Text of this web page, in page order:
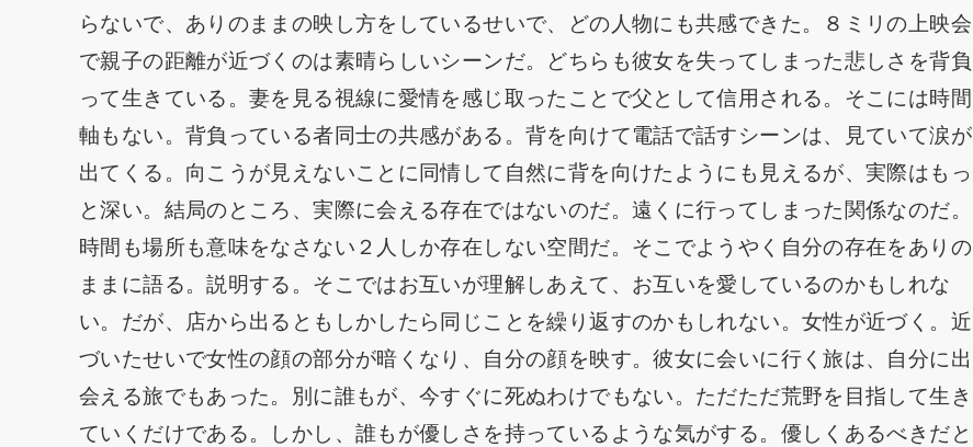
らないで、ありのままの映し方をしているせいで、どの人物にも共感できた。８ミリの上映会
で親子の距離が近づくのは素晴らしいシーンだ。どちらも彼女を失ってしまった悲しさを背負
って生きている。妻を見る視線に愛情を感じ取ったことで父として信用される。そこには時間
軸もない。背負っている者同士の共感がある。背を向けて電話で話すシーンは、見ていて涙が
出てくる。向こうが見えないことに同情して自然に背を向けたようにも見えるが、実際はもっ
と深い。結局のところ、実際に会える存在ではないのだ。遠くに行ってしまった関係なのだ。
時間も場所も意味をなさない２人しか存在しない空間だ。そこでようやく自分の存在をありの
ままに語る。説明する。そこではお互いが理解しあえて、お互いを愛しているのかもしれな
い。だが、店から出るともしかしたら同じことを繰り返すのかもしれない。女性が近づく。近
づいたせいで女性の顔の部分が暗くなり、自分の顔を映す。彼女に会いに行く旅は、自分に出
会える旅でもあった。別に誰もが、今すぐに死ぬわけでもない。ただただ荒野を目指して生き
ていくだけである。しかし、誰もが優しさを持っているような気がする。優しくあるべきだと